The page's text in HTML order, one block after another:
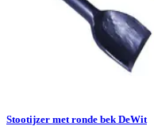
Stootijzer met ronde bek DeWit